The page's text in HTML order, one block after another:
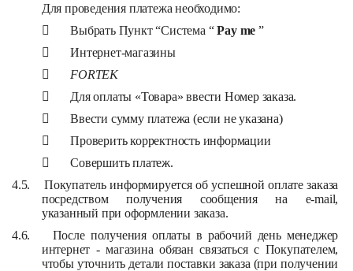
Для проведения платежа необходимо:
 Выбрать Пункт “Система “ Pay me ”
 Интернет-магазины
 FORTEK
 Для оплаты «Товара» ввести Номер заказа.
 Ввести сумму платежа (если не указана)
 Проверить корректность информации
 Совершить платеж.
4.5.
Покупатель информируется об успешной оплате заказа
посредством получения сообщения на e-mail,
указанный при оформлении заказа.
4.6.
После получения оплаты в рабочий день менеджер
интернет - магазина обязан связаться с Покупателем,
чтобы уточнить детали поставки заказа (при получении